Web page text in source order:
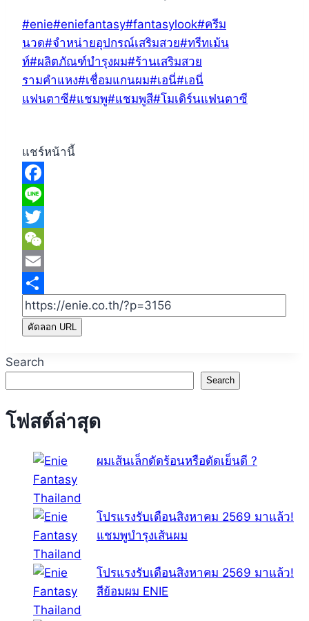
Post
Tags:
#enie#eniefantasy#fantasylook#ครีม
นวด#จำหน่ายอุปกรณ์เสริมสวย#ทรีทเม้น
ท์#ผลิตภัณฑ์บำรุงผม#ร้านเสริมสวย
รามคำแหง#เชื่อมแกนผม#เอนี่#เอนี่
แฟนตาซี#แชมพู#แชมพูสี#โมเดิร์นแฟนตาซี
แชร์หน้านี้
Facebook
Line
Twitter
WeChat
Email
Share
คัดลอก URL
Search
Search
โฟสต์ล่าสุด
ผมเส้นเล็กดัดร้อนหรือดัดเย็นดี ?
โปรแรงรับเดือนสิงหาคม 2569 มาแล้ว!
แชมพูบำรุงเส้นผม
โปรแรงรับเดือนสิงหาคม 2569 มาแล้ว!
สีย้อมผม ENIE